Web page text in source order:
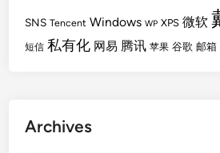
SNS Tencent Windows WP XPS 微软
短信 私有化 网易 腾讯 苹果 谷歌 邮箱
Archives